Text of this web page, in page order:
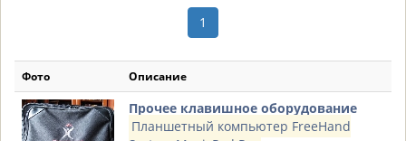
1
Фото Описание
Прочее клавишное оборудование
Планшетный компьютер FreeHand